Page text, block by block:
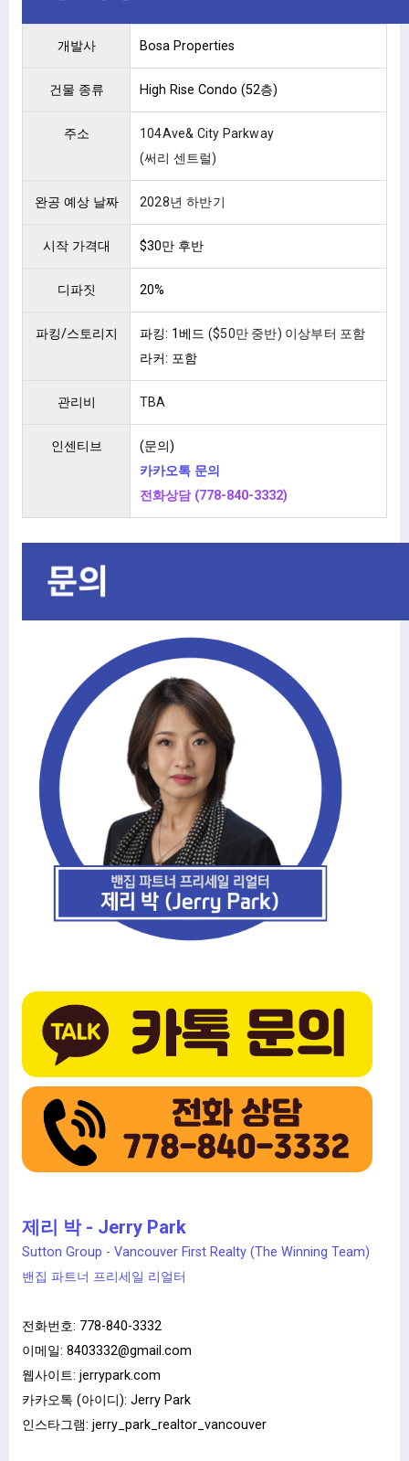
개발사 Bosa Properties
건물 종류 High Rise Condo (52층)
주소
104Ave& City Parkway
(써리 센트럴)
완공 예상 날짜 2028년 하반기
시작 가격대 $30만 후반
디파짓 20%
파킹/스토리지 파킹: 1베드 ($50만 중반) 이상부터 포함
라커: 포함
관리비 TBA
인센티브
(문의)
카카오톡 문의
전화상담 (778-840-3332)
제리 박 - Jerry Park
Sutton Group - Vancouver First Realty (The Winning Team)
밴집 파트너 프리세일 리얼터
전화번호: 778-840-3332
이메일: 8403332@gmail.com
웹사이트: jerrypark.com
카카오톡 (아이디): Jerry Park
인스타그램: jerry_park_realtor_vancouver